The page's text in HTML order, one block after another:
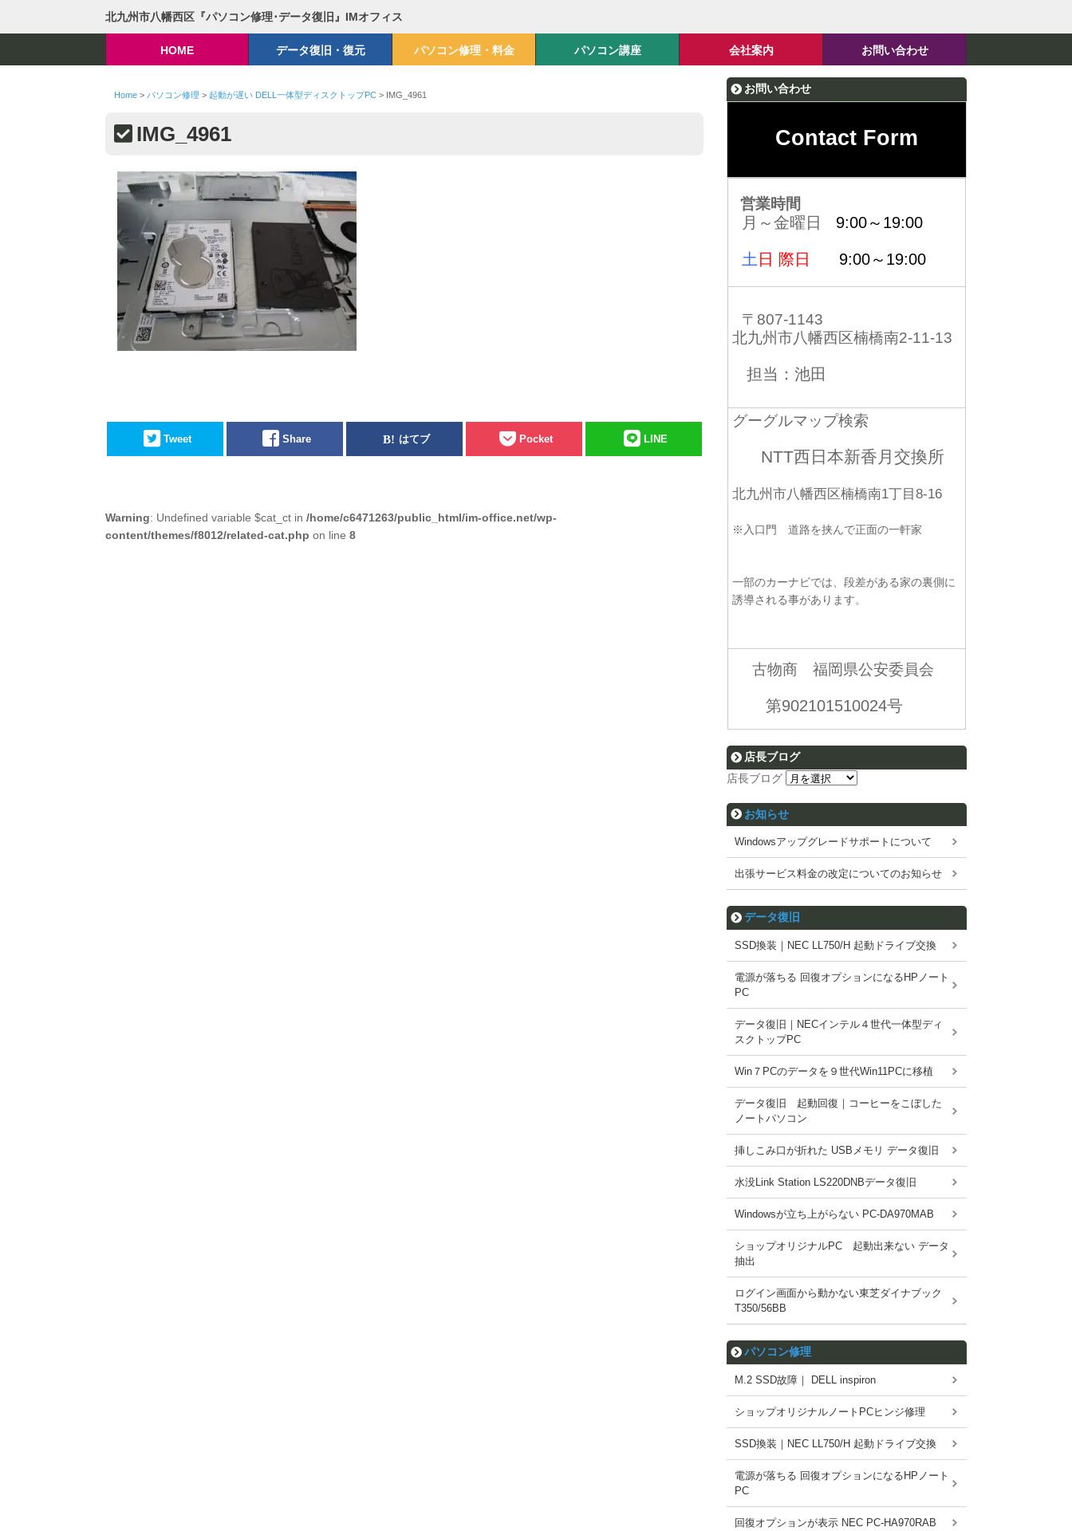
北九州市八幡西区『パソコン修理･データ復旧』IMオフィス
HOME データ復旧・復元 パソコン修理・料金 パソコン講座 会社案内 お問い合わせ
Home> パソコン修理 > 起動が遅い DELL一体型ディスクトップPC> IMG_4961
IMG_4961
Tweet Share はてブ Pocket LINE
Warning: Undefined variable $cat_ct in /home/c6471263/public_html/im-office.net/wp-
content/themes/f8012/related-cat.php on line 8
お問い合わせ
Contact Form
営業時間
月～金曜日 9:00～19:00
土 日 際日 9:00～19:00
〒807-1143
北九州市八幡西区楠橋南2-11-13
担当：池田
グーグルマップ検索
NTT西日本新香月交換所
北九州市八幡西区楠橋南1丁目8-16
※入口門 道路を挟んで正面の一軒家
一部のカーナビでは、段差がある家の裏側に
誘導される事があります。
古物商 福岡県公安委員会
第902101510024号
店長ブログ
店長ブログ
お知らせ
Windowsアップグレードサポートについて
出張サービス料金の改定についてのお知らせ
データ復旧
SSD換装｜NEC LL750/H 起動ドライブ交換
電源が落ちる 回復オプションになるHPノート
PC
データ復旧｜NECインテル４世代一体型ディ
スクトップPC
Win７PCのデータを９世代Win11PCに移植
データ復旧 起動回復｜コーヒーをこぼした
ノートパソコン
挿しこみ口が折れた USBメモリ データ復旧
水没Link Station LS220DNBデータ復旧
Windowsが立ち上がらない PC-DA970MAB
ショップオリジナルPC 起動出来ない データ
抽出
ログイン画面から動かない東芝ダイナブック
T350/56BB
パソコン修理
M.2 SSD故障｜ DELL inspiron
ショップオリジナルノートPCヒンジ修理
SSD換装｜NEC LL750/H 起動ドライブ交換
電源が落ちる 回復オプションになるHPノート
PC
回復オプションが表示 NEC PC-HA970RAB